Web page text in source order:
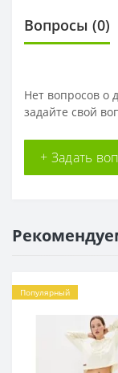
Вопросы (0)
Нет вопросов о
задайте свой
+ Задать
Популярный